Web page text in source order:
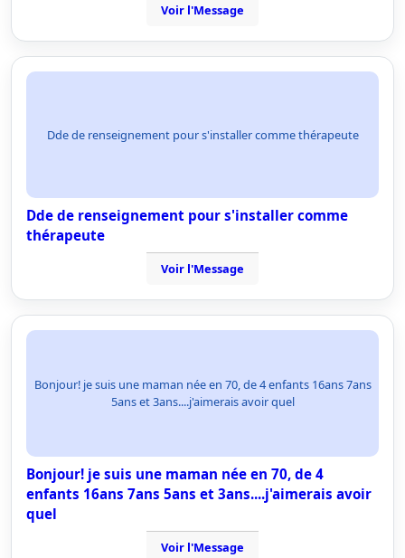
Voir l'Message
Dde de renseignement pour s'installer comme thérapeute
Dde de renseignement pour s'installer comme
thérapeute
Voir l'Message
Bonjour! je suis une maman née en 70, de 4 enfants 16ans 7ans
5ans et 3ans....j'aimerais avoir quel
Bonjour! je suis une maman née en 70, de 4
enfants 16ans 7ans 5ans et 3ans....j'aimerais avoir
quel
Voir l'Message